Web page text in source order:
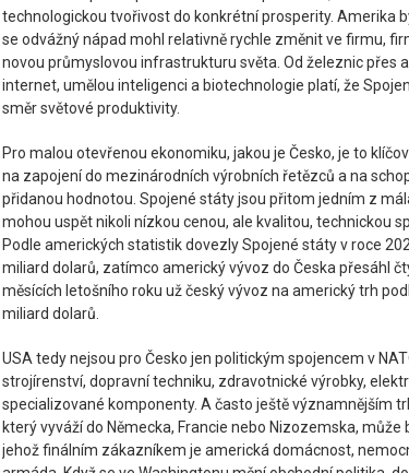
technologickou tvořivost do konkrétní prosperity. Amerika
se odvážný nápad mohl relativně rychle změnit ve firmu,
novou průmyslovou infrastrukturu světa. Od železnic přes
internet, umělou inteligenci a biotechnologie platí, že
směr světové produktivity.
Pro malou otevřenou ekonomiku, jakou je Česko, je to
na zapojení do mezinárodních výrobních řetězců a na
přidanou hodnotou. Spojené státy jsou přitom jedním z
mohou uspět nikoli nízkou cenou, ale kvalitou, technickou
Podle amerických statistik dovezly Spojené státy v roce
miliard dolarů, zatímco americký vývoz do Česka přesáhl
měsících letošního roku už český vývoz na americký trh
miliard dolarů.
USA tedy nejsou pro Česko jen politickým spojencem v
strojírenství, dopravní techniku, zdravotnické výrobky,
specializované komponenty. A často ještě významnějším
který vyváží do Německa, Francie nebo Nizozemska,
jehož finálním zákazníkem je americká domácnost,